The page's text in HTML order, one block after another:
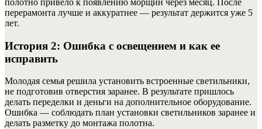
полотно привело к появлению морщин через месяц. После
перерамонта лучше и аккуратнее — результат держится уже 5
лет.
История 2: Ошибка с освещением и как ее
исправить
Молодая семья решила установить встроенные светильники,
не подготовив отверстия заранее. В результате пришлось
делать переделки и деньги на дополнительное оборудование.
Ошибка — соблюдать план установки светильников заранее и
делать разметку до монтажа полотна.